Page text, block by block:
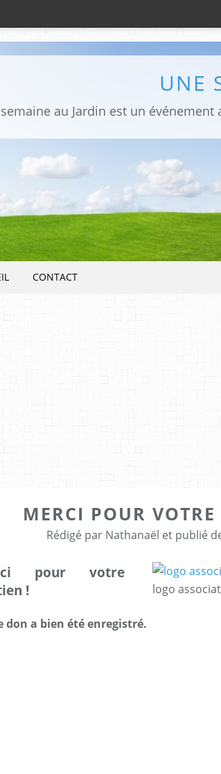
UNE
CONTACT
MERCI POUR
Rédigé par Nathanaël et publié
logo
pour votre
!
don a bien été enregistré.